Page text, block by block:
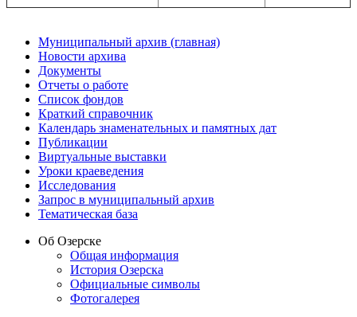
Муниципальный архив (главная)
Новости архива
Документы
Отчеты о работе
Список фондов
Краткий справочник
Календарь знаменательных и памятных дат
Публикации
Виртуальные выставки
Уроки краеведения
Исследования
Запрос в муниципальный архив
Тематическая база
Об Озерске
Общая информация
История Озерска
Официальные символы
Фотогалерея